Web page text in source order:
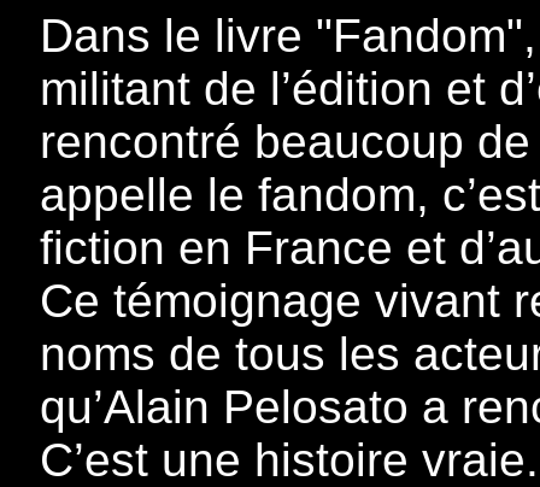
Dans le livre
militant de l’édition et
rencontré beaucoup
appelle le fandom,
fiction en France et
Ce témoignage vivant
noms de tous les
qu’Alain Pelosato a
C’est une histoire vraie.